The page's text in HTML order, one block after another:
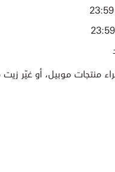
منتجات موبيل، أو غيّر